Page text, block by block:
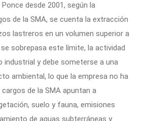
desde 2001, según la
de la SMA, se cuenta la extracción
lastreros en un volumen superior a
se sobrepasa este límite, la actividad
industrial y debe someterse a una
ambiental, lo que la empresa no ha
de la SMA apuntan a
suelo y fauna, emisiones
de aguas subterráneas y